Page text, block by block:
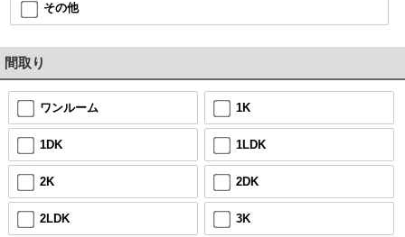
その他
間取り
ワンルーム 1K
1DK 1LDK
2K 2DK
2LDK 3K